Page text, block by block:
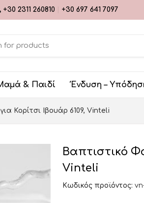
+30 2311 260810 +30 697 641 7097
& Παιδί Ένδυση –
Κορίτσι Ιβουάρ 6109, Vinteli
Βαπτιστικό
Vinteli
Κωδικός προϊόντος: